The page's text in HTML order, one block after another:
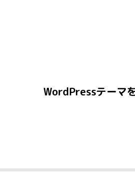
WordPressテーマ